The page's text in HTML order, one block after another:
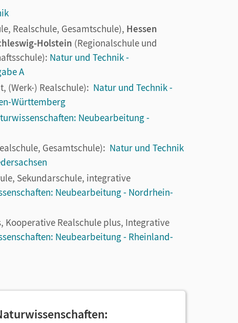
Realschule, Gesamtschule), Hessen
Holstein (Regionalschule und
Natur und Technik -
A
(Werk-) Realschule): Natur und Technik -
Württemberg
Neubearbeitung -
Gesamtschule): Natur und Technik
Sekundarschule, integrative
Neubearbeitung - Nordrhein-
Kooperative Realschule plus, Integrative
Neubearbeitung - Rheinland-